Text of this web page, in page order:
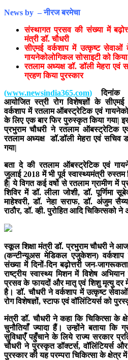
News by – नीरज बरमेचा
संस्थागत प्रसव की संख्या में
मंत्री डॉ. चौधरी
सीएमई वर्कशाप में उत्कृष्ट
गायनेकोलोगिकल सोसाइटी को
रतलाम अध्यक्ष डॉ. डॉली मेहरा एवं
ग्रहण किया पुरस्कार
(www.newsindia365.com)
आयोजित स्त्री रोग विशेषज्ञों के
वर्कशाप में रतलाम ऑबस्ट्रेटिक एवं
के लिए एक बार फिर पुरुस्कृत किया गया|
प्रभुराम चौधरी ने रतलाम ऑबस्ट्रेटिक
रतलाम अध्यक्ष डॉ.डॉली मेहरा एवं सचिव
गया|
बता दे की रतलाम ऑबस्ट्रेटिक एवं
जुलाई 2018 में भी पूर्व स्वास्थ्यमंत्री रुस्तम
है| ये विगत कई वर्षो से रतलाम ग्रामीण में
शिविर में डॉ. लीला जोशी, डॉ. पूर्णिमा
माहेश्वरी, डॉ. नेहा सराफ, डॉ. अंजुम
राठौर, डॉ. व्ही. पुरोहित आदि चिकित्सको
स्कूल शिक्षा मंत्री डॉ. प्रभुराम चौधरी ने
(कन्टीन्यूअस मेडिकल एजुकेशन)
संख्या में दिनों-दिन बढ़ोत्तरी जन-
राष्ट्रीय स्वास्थ्य मिशन में विशेष
प्रसव के फायदों और मातृ एवं शिशु मृत्यु दर
है। डॉ. चौधरी ने वर्कशाप में उत्कृष्ट
रोग विशेषज्ञों, स्टाफ एवं वॉलिंटियर्स को
मंत्री डॉ. चौधरी ने कहा कि चिकित्सा के
चुनौतियाँ ज्यादा हैं। उन्होंने बताया
सुविधाएँ पहुँचाने के लिये राज्य सरकार
चौधरी ने पुरस्कृत डॉक्टर्स, वॉलिंटियर्स
पुरस्कार की यह परम्परा चिकित्सा के क्षेत्र